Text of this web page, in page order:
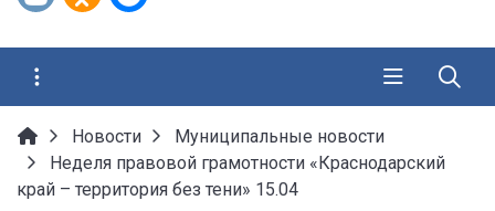
Новости
Муниципальные новости
Неделя правовой грамотности «Краснодарский
край – территория без тени» 15.04